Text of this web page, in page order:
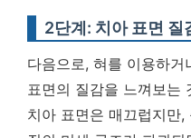
2단계: 치아 표면 질
다음으로, 혀를 이용하
표면의 질감을 느껴보는
치아 표면은 매끄럽지만